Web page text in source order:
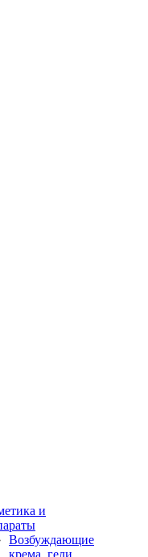
и
Возбуждающие
крема, гели